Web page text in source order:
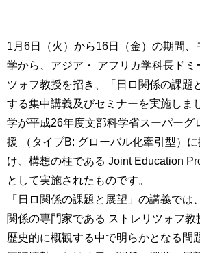
学
院
教
育
研
社
会
連
方
護
者
の
卒
業
生
方
1月6日（火）から16日（金）の期間
学から、アジア・ アフリカ学科長ドミ
ツォフ教授を招き、「日ロ関係の課題
する集中講義及びセミナーを実施しま
学が平成26年度文部科学省スーパーグ
援 （タイプB: グローバル化牽引型）
け、構想の柱である Joint Education
として実施されたものです。
「日ロ関係の課題と展望」の講義では
関係の専門家である ストレリツォフ
歴史的に概観する中で明らかとなる問